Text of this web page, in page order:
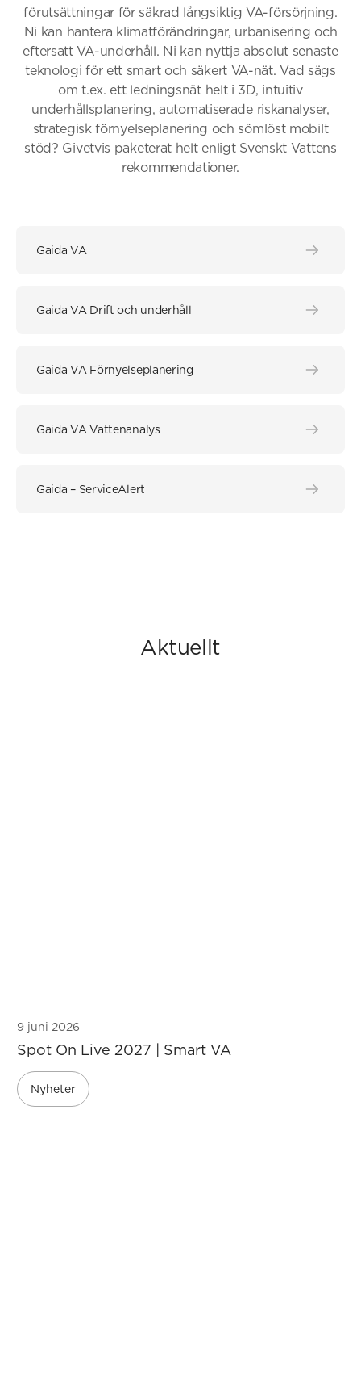
förutsättningar för säkrad långsiktig VA-försörjning.
Ni kan hantera klimatförändringar, urbanisering och
eftersatt VA-underhåll. Ni kan nyttja absolut senaste
teknologi för ett smart och säkert VA-nät. Vad sägs
om t.ex. ett ledningsnät helt i 3D, intuitiv
underhållsplanering, automatiserade riskanalyser,
strategisk förnyelseplanering och sömlöst mobilt
stöd? Givetvis paketerat helt enligt Svenskt Vattens
rekommendationer.
Gaida VA
Gaida VA Drift och underhåll
Gaida VA Förnyelseplanering
Gaida VA Vattenanalys
Gaida – ServiceAlert
Aktuellt
9 juni 2026
Spot On Live 2027 | Smart VA
Nyheter